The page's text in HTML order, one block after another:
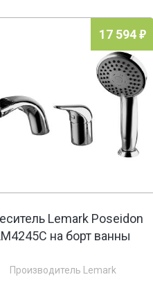
17 594
Lemark Poseidon
на борт ванны
Производитель Lemark